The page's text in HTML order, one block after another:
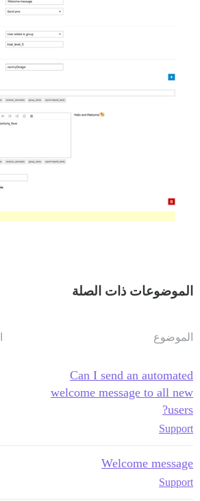
الموضوعات ذات الصلة
الموضوع
Can I send an automated
welcome message to all new
users?
Support
Welcome message
Support